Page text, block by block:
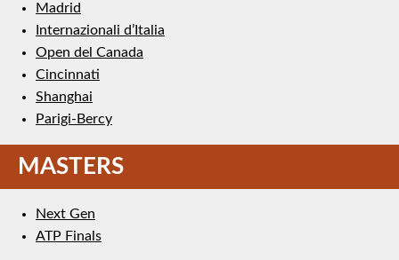
Madrid
Internazionali d’Italia
Open del Canada
Cincinnati
Shanghai
Parigi-Bercy
MASTERS
Next Gen
ATP Finals